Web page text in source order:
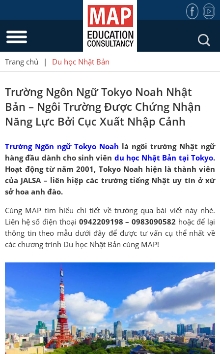
Trang chủ | Du học Nhật Bản
Trường Ngôn Ngữ Tokyo Noah Nhật
Bản – Ngôi Trường Được Chứng Nhận
Năng Lực Bởi Cục Xuất Nhập Cảnh
Trường Ngôn ngữ Tokyo Noah là ngôi trường Nhật ngữ
hàng đầu dành cho sinh viên du học Nhật Bản tại Tokyo.
Hoạt động từ năm 2001, Tokyo Noah hiện là thành viên
của JALSA – liên hiệp các trường tiếng Nhật uy tín ở xứ
sở hoa anh đào.
Cùng MAP tìm hiểu chi tiết về trường qua bài viết này nhé.
Liên hệ số điện thoại 0942209198 – 0983090582 hoặc để lại
thông tin theo mẫu dưới đây để được tư vấn cụ thể nhất về
các chương trình Du học Nhật Bản cùng MAP!